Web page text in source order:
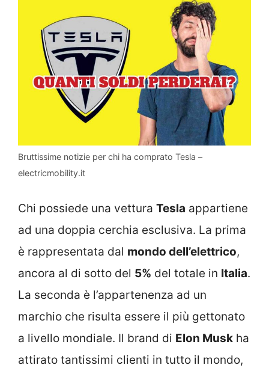
Bruttissime notizie per chi ha comprato Tesla –
electricmobility.it
Chi possiede una vettura Tesla appartiene
ad una doppia cerchia esclusiva. La prima
è rappresentata dal mondo dell’elettrico,
ancora al di sotto del 5% del totale in Italia.
La seconda è l’appartenenza ad un
marchio che risulta essere il più gettonato
a livello mondiale. Il brand di Elon Musk ha
attirato tantissimi clienti in tutto il mondo,